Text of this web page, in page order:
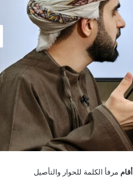
أقام مرفأ الكلمة للحوار والتأصيل